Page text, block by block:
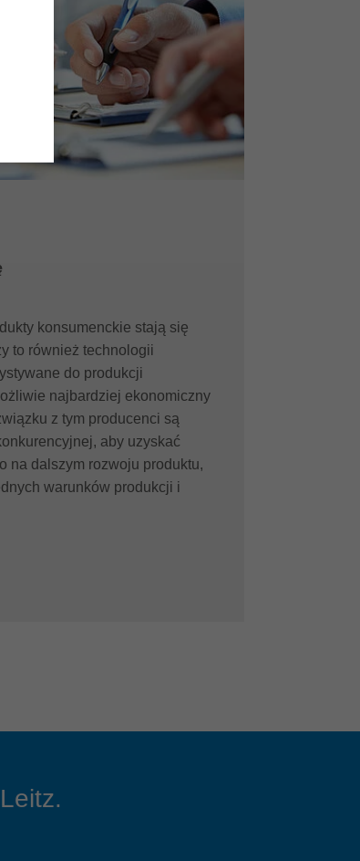
konsumenckie stają się
to również technologii
do produkcji
najbardziej ekonomiczny
z tym producenci są
aby uzyskać
na dalszym rozwoju produktu,
warunków produkcji i